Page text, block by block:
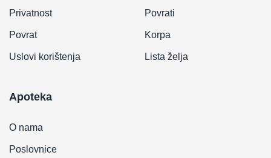
Privatnost
Povrat
Uslovi korištenja
Povrati
Korpa
Lista želja
Apoteka
O nama
Poslovnice